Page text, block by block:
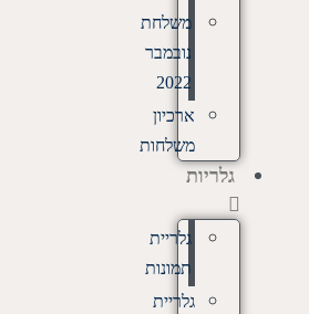
משלחת
נובמבר
2022
ארכיון
משלחות
גלריות
גלריית
תמונות
גלריית